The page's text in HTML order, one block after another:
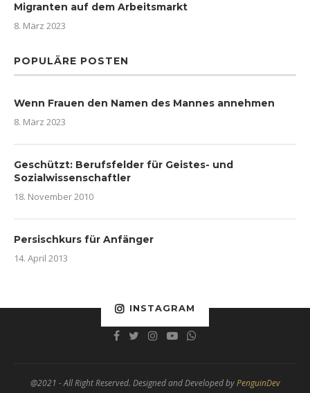
Migranten auf dem Arbeitsmarkt
8. März 2023
POPULÄRE POSTEN
Wenn Frauen den Namen des Mannes annehmen
8. März 2023
Geschützt: Berufsfelder für Geistes- und
Sozialwissenschaftler
18. November 2010
Persischkurs für Anfänger
14. April 2013
INSTAGRAM
@2021 - All Right Reserved. Designed and Developed byPenguinDev